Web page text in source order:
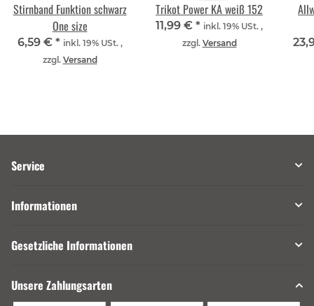
Stirnband Funktion schwarz
One size
6,59 € * inkl. 19% USt. ,
zzgl. Versand
Trikot Power KA weiß 152
11,99 € * inkl. 19% USt. ,
zzgl. Versand
Service
Informationen
Gesetzliche Informationen
Unsere Zahlungsarten